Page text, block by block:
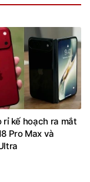
rỉ kế hoạch ra mắt
Pro Max và